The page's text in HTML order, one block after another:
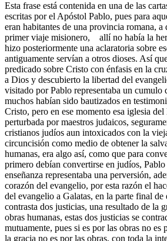
Esta frase está contenida en una de las
escritas por el Apóstol Pablo, pues para
eran habitantes de una provincia romana,
primer viaje misionero, allí no había la
hizo posteriormente una aclaratoria sobre
antiguamente servían a otros dioses. Así
predicado sobre Cristo con énfasis en la
a Dios y descubierto la libertad del
visitado por Pablo representaba un cumulo
muchos habían sido bautizados en
Cristo, pero en ese momento esa iglesia del
perturbada por maestros judaicos,
cristianos judíos aun intoxicados con la
circuncisión como medio de obtener la
humanas, era algo así, como que para
primero debían convertirse en judíos,
enseñanza representaba una perversión,
corazón del evangelio, por esta razón el
del evangelio a Galatas, en la parte final de
contrasta dos justicias, una resultado de la
obras humanas, estas dos justicias se
mutuamente, pues si es por las obras no es
la gracia no es por las obras, con toda la